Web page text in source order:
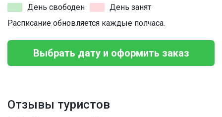
День свободен
День занят
Расписание обновляется каждые полчаса.
Выбрать дату и оформить заказ
Отзывы туристов